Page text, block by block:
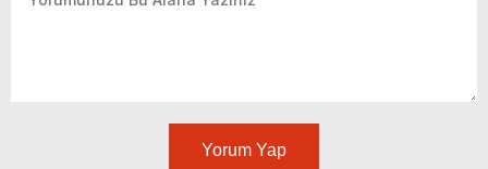
Yorum Yap